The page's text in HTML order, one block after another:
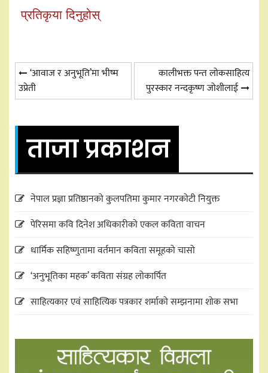
प्रतिकृया दिनुहोस्
Post
navigation
‘आवाज र अनुभूति’मा भीष्म
उप्रेती
कालीभक्त पन्त लोकसाहित्य
पुरस्कार नन्दकृष्ण जोशीलाई
ताजा प्रकाशन
नेपाल प्रज्ञा प्रतिष्ठानको कुलपतिमा कुमार नगरकोटी नियुक्त
पेरिसमा कवि दिनेश अधिकारीको एकल कविता वाचन
धार्मिक सहिष्णुतामा वर्तमान कविता समूहको चासो
‘अनुभूतिका महक’ कविता संग्रह लोकार्पित
साहित्यकार एवं साहित्यिक पत्रकार शर्माको सम्झनामा शोक सभा